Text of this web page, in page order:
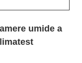
umide a